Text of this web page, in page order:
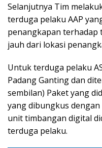
Selanjutnya Tim
terduga pelaku AAP
penangkapan terhadap
jauh dari lokasi
Untuk terduga pelaku
Padang Ganting dan
sembilan) Paket yang
yang dibungkus
unit timbangan digital
terduga pelaku.